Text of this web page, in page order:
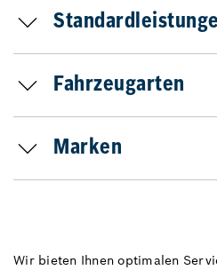
Fahrzeugarten
Marken
Wir bieten Ihnen optimalen